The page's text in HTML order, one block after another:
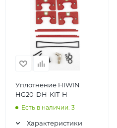
Уплотнение HIWIN
HG20-DH-KIT-H
Есть в наличии: 3
Характеристики